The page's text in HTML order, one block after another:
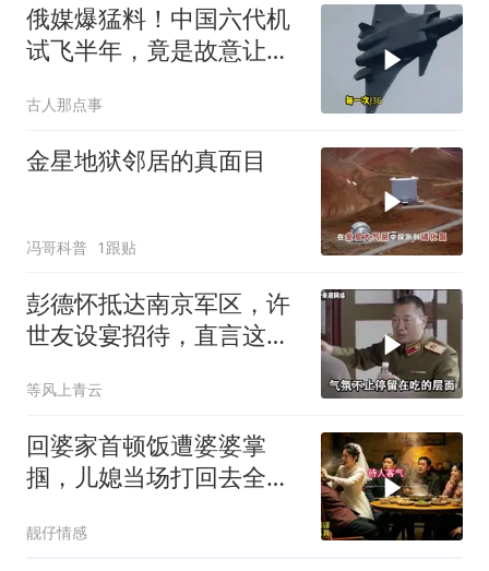
俄媒爆猛料！中国六代机
试飞半年，竟是故意让卫
古人那点事
金星地狱邻居的真面目
冯哥科普 1跟贴
彭德怀抵达南京军区，许
世友设宴招待，直言这是
等风上青云
回婆家首顿饭遭婆婆掌
掴，儿媳当场打回去全家
靓仔情感